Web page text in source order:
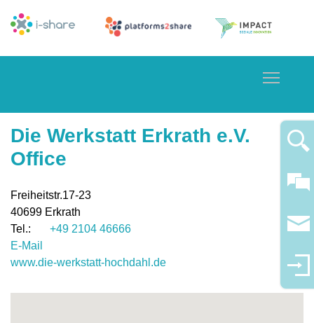
Die Werkstatt Erkrath e.V.
Office
Freiheitstr.17-23
40699 Erkrath
+49 2104 46666
E-Mail
www.die-werkstatt-hochdahl.de